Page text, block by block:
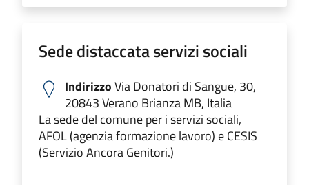
Sede distaccata servizi sociali
IndirizzoVia Donatori di Sangue, 30,
20843 Verano Brianza MB, Italia
La sede del comune per i servizi sociali,
AFOL (agenzia formazione lavoro) e CESIS
(Servizio Ancora Genitori.)